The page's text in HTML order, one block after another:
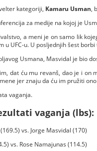
kategoriji, Kamaru Usman,
za medije na kojoj je
a meni je on samo lik
u UFC-u. U posljednjih šest
Usmana, Masvidal je bio
dat ću mu revanš, dao je i on
jer znaju da ću im pružiti
vaganja.
vaganja (lbs):
vs. Jorge Masvidal (170)
vs. Rose Namajunas (114.5)